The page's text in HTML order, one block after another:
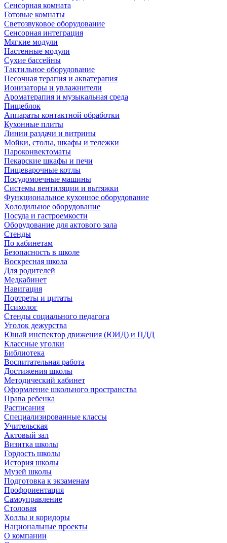
Сенсорная комната
Готовые комнаты
Светозвуковое оборудование
Сенсорная интеграция
Мягкие модули
Настенные модули
Сухие бассейны
Тактильное оборудование
Песочная терапия и акватерапия
Ионизаторы и увлажнители
Ароматерапия и музыкальная среда
Пищеблок
Аппараты контактной обработки
Кухонные плиты
Линии раздачи и витрины
Мойки, столы, шкафы и тележки
Пароконвектоматы
Пекарские шкафы и печи
Пищеварочные котлы
Посудомоечные машины
Системы вентиляции и вытяжки
Функциональное кухонное оборудование
Холодильное оборудование
Посуда и гастроемкости
Оборудование для актового зала
Стенды
По кабинетам
Безопасность в школе
Воскресная школа
Для родителей
Медкабинет
Навигация
Портреты и цитаты
Психолог
Стенды социального педагога
Уголок дежурства
Юный инспектор движения (ЮИД) и ПДД
Классные уголки
Библиотека
Воспитательная работа
Достижения школы
Методический кабинет
Оформление школьного пространства
Права ребенка
Расписания
Специализированные классы
Учительская
Актовый зал
Визитка школы
Гордость школы
История школы
Музей школы
Подготовка к экзаменам
Профориентация
Самоуправление
Столовая
Холлы и коридоры
Национальные проекты
О компании